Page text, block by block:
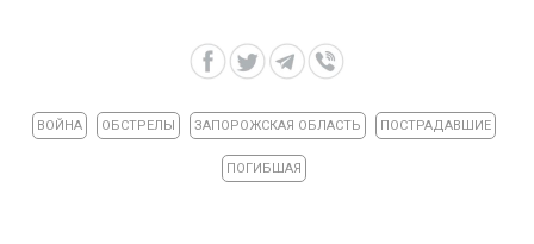
ВОЙНА ОБСТРЕЛЫ ЗАПОРОЖСКАЯ ОБЛАСТЬ ПОСТРАДАВШИЕ
ПОГИБШАЯ